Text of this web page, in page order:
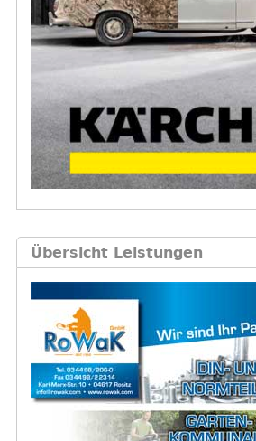
Übersicht Leistungen